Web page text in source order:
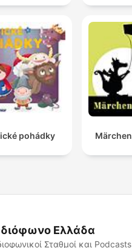
pohádky
Ελλάδα
Σταθμοί και Podcasts